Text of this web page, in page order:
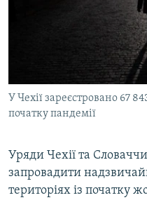
СВІДЧЕННЯ ОКУПАЦІЇ
УКРАЇНСЬКА ПРОБЛЕМА
ІНФОГРАФІКА
У Чехії зареєстровано 67
початку пандемії
Уряди Чехії та
запровадити
територіях із початку